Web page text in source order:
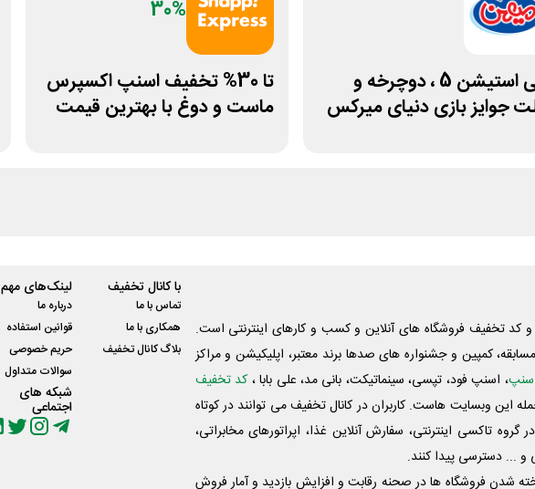
پلی استیشن 5 ، دوچرخه و
جوایز بازی دنیای میرکس
30%
تا 30% تخفیف اسنپ اکسپرس
ماست و دوغ با بهترین قیمت
کد تخفیف فروشگاه های آنلاین و کسب و‌ کارهای اینترنتی است.
کمپین و جشنواره های صدها برند معتبر، اپلیکیشن و مراکز
، اسنپ فود، تپسی، سینماتیکت، بانی مد، علی‌ بابا ، کد تخفیف
این وبسایت ‌هاست. کاربران در کانال تخفیف می توانند در کوتاه
تاکسی اینترنتی، سفارش آنلاین غذا، اپراتورهای مخابراتی،
و ... دسترسی پیدا کنند.
شدن فروشگاه ها در صحنه رقابت و افزایش بازدید و آمار فروش
با کانال تخفیف
تماس با ما
همکاری با ما
بلاگ کانال تخفیف
لینک‌های مهم
درباره ما
قوانین استفاده
حریم خصوصی
سوالات متداول
شبکه های
اجتماعی